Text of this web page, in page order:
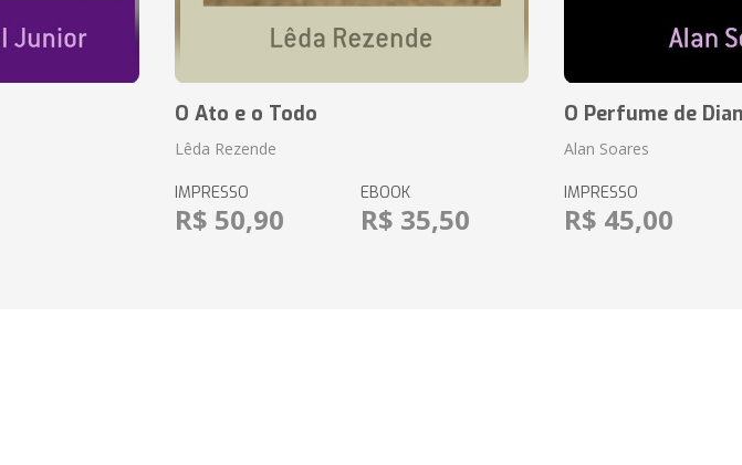
O Ato e o Todo
Lêda Rezende
IMPRESSO
R$ 50,90
EBOOK
R$ 35,50
O Perfume de
Alan Soares
IMPRESSO
R$ 45,00